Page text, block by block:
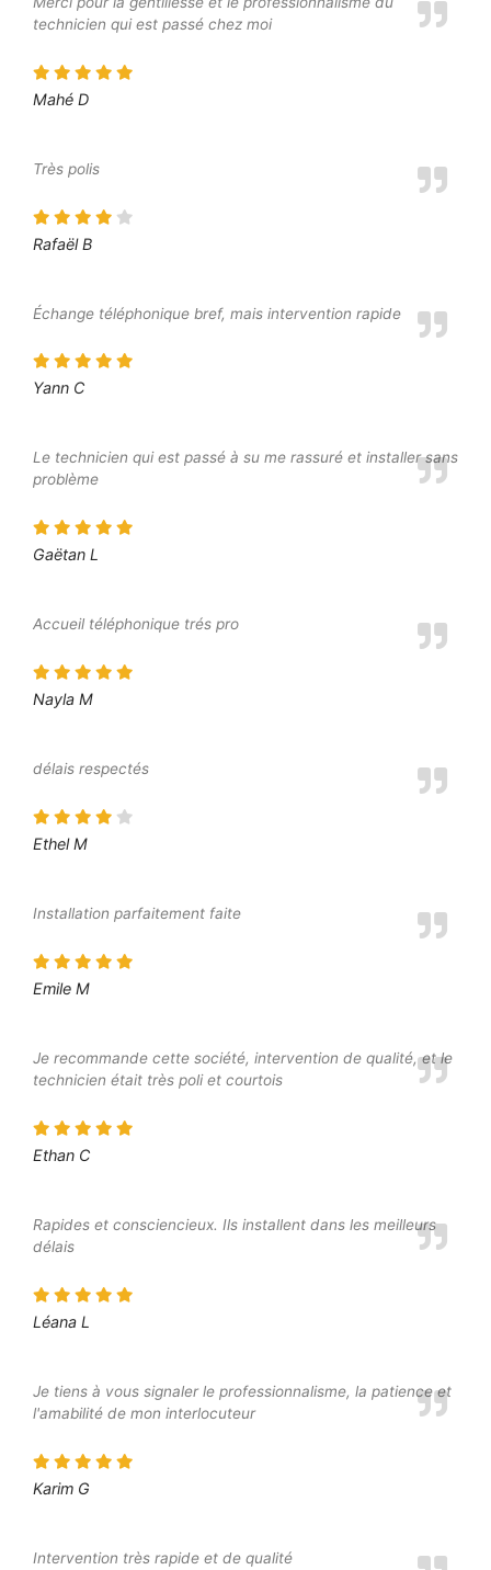
technicien qui est passé chez moi
Mahé D
Très polis
Rafaël B
Échange téléphonique bref, mais intervention rapide
Yann C
Le technicien qui est passé à su me rassuré et installer sans
problème
Gaëtan L
Accueil téléphonique trés pro
Nayla M
délais respectés
Ethel M
Installation parfaitement faite
Emile M
Je recommande cette société, intervention de qualité, et le
technicien était très poli et courtois
Ethan C
Rapides et consciencieux. Ils installent dans les meilleurs
délais
Léana L
Je tiens à vous signaler le professionnalisme, la patience et
l'amabilité de mon interlocuteur
Karim G
Intervention très rapide et de qualité